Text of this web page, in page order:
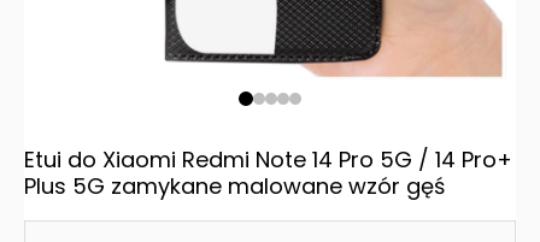
Etui do Xiaomi Redmi Note 14 Pro 5G / 14 Pro+
Plus 5G zamykane malowane wzór gęś